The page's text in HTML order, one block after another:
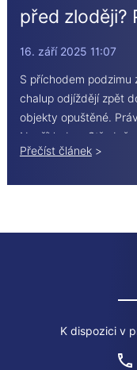
před zloději?
16. září 2025 11:07
S příchodem
chalup odjíždějí zpět
objekty opuštěné.
Například ve
vykradeny 3 až 4
Přečíst článek>
K dispozici v